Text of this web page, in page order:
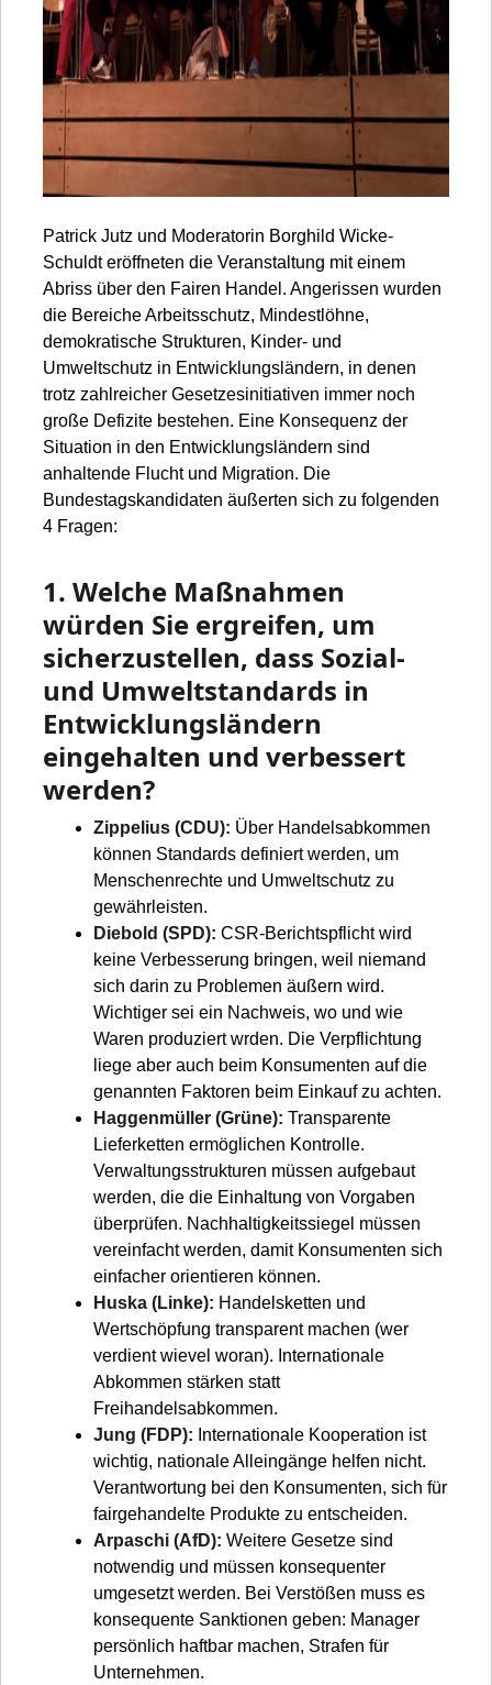
Patrick Jutz und Moderatorin Borghild Wicke-
Schuldt eröffneten die Veranstaltung mit einem
Abriss über den Fairen Handel. Angerissen wurden
die Bereiche Arbeitsschutz, Mindestlöhne,
demokratische Strukturen, Kinder- und
Umweltschutz in Entwicklungsländern, in denen
trotz zahlreicher Gesetzesinitiativen immer noch
große Defizite bestehen. Eine Konsequenz der
Situation in den Entwicklungsländern sind
anhaltende Flucht und Migration. Die
Bundestagskandidaten äußerten sich zu folgenden
4 Fragen:
1. Welche Maßnahmen
würden Sie ergreifen, um
sicherzustellen, dass Sozial-
und Umweltstandards in
Entwicklungsländern
eingehalten und verbessert
werden?
Zippelius (CDU): Über Handelsabkommen
können Standards definiert werden, um
Menschenrechte und Umweltschutz zu
gewährleisten.
Diebold (SPD): CSR-Berichtspflicht wird
keine Verbesserung bringen, weil niemand
sich darin zu Problemen äußern wird.
Wichtiger sei ein Nachweis, wo und wie
Waren produziert wrden. Die Verpflichtung
liege aber auch beim Konsumenten auf die
genannten Faktoren beim Einkauf zu achten.
Haggenmüller (Grüne): Transparente
Lieferketten ermöglichen Kontrolle.
Verwaltungsstrukturen müssen aufgebaut
werden, die die Einhaltung von Vorgaben
überprüfen. Nachhaltigkeitssiegel müssen
vereinfacht werden, damit Konsumenten sich
einfacher orientieren können.
Huska (Linke): Handelsketten und
Wertschöpfung transparent machen (wer
verdient wievel woran). Internationale
Abkommen stärken statt
Freihandelsabkommen.
Jung (FDP): Internationale Kooperation ist
wichtig, nationale Alleingänge helfen nicht.
Verantwortung bei den Konsumenten, sich für
fairgehandelte Produkte zu entscheiden.
Arpaschi (AfD): Weitere Gesetze sind
notwendig und müssen konsequenter
umgesetzt werden. Bei Verstößen muss es
konsequente Sanktionen geben: Manager
persönlich haftbar machen, Strafen für
Unternehmen.